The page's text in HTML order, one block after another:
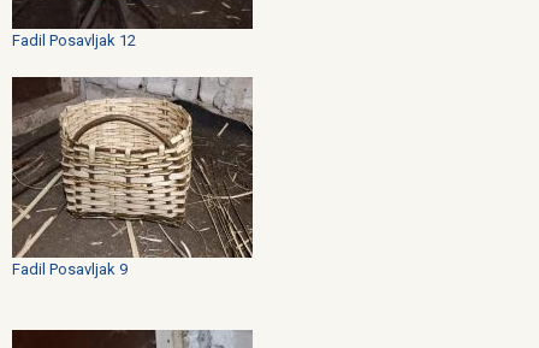
Fadil Posavljak 12
Fadil Posavljak 9